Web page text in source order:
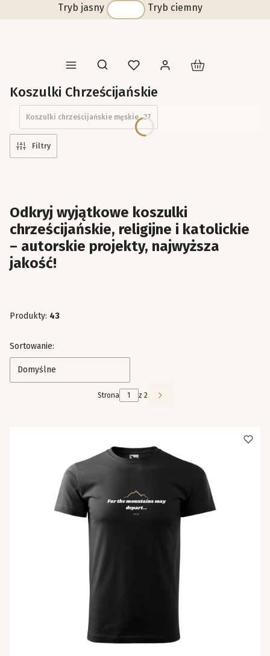
Tryb jasny Tryb ciemny
Otwórz wyszukiwarkę Produkty w
Koszulki Chrześcijańskie
Koszulki chrześcijańskie męskie 27
Filtry
Odkryj wyjątkowe koszulki
chrześcijańskie, religijne i katolickie
– autorskie projekty, najwyższa
jakość!
Produkty: 43
Lista produktów
Sortowanie:
Domyślne
Strona z 2 Następne produkty